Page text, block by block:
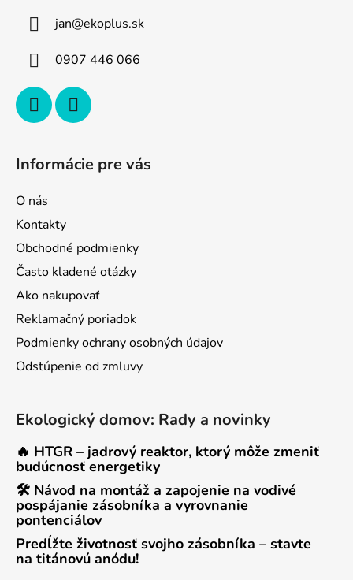
jan@ekoplus.sk
0907 446 066
Informácie pre vás
O nás
Kontakty
Obchodné podmienky
Často kladené otázky
Ako nakupovať
Reklamačný poriadok
Podmienky ochrany osobných údajov
Odstúpenie od zmluvy
Ekologický domov: Rady a novinky
🔥 HTGR – jadrový reaktor, ktorý môže zmeniť
budúcnosť energetiky
🛠 Návod na montáž a zapojenie na vodivé
pospájanie zásobníka a vyrovnanie
pontenciálov
Predĺžte životnosť svojho zásobníka – stavte
na titánovú anódu!